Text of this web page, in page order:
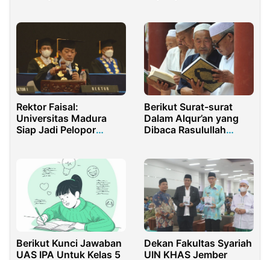
Rektor Faisal:
Universitas Madura
Siap Jadi Pelopor
Berikut Surat-surat
Dalam Alqur’an yang
Dibaca Rasulullah
Berikut Kunci Jawaban
UAS IPA Untuk Kelas 5
Dekan Fakultas Syariah
UIN KHAS Jember